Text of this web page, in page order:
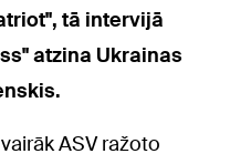
tā intervijā
atzina Ukrainas
ASV ražoto